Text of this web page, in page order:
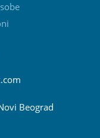
.com
Beograd